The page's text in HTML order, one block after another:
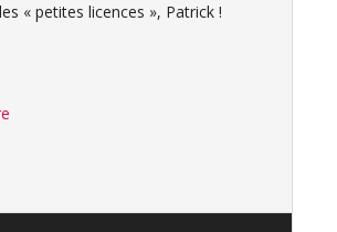
« petites licences », Patrick !